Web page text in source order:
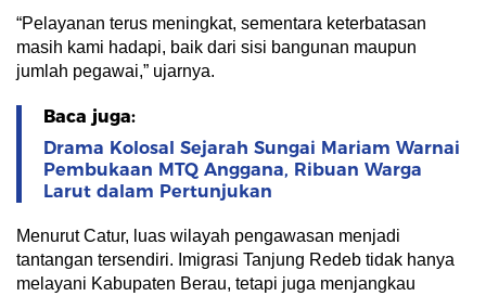
“Pelayanan terus meningkat, sementara keterbatasan
masih kami hadapi, baik dari sisi bangunan maupun
jumlah pegawai,” ujarnya.
Baca juga:
Drama Kolosal Sejarah Sungai Mariam Warnai
Pembukaan MTQ Anggana, Ribuan Warga
Larut dalam Pertunjukan
Menurut Catur, luas wilayah pengawasan menjadi
tantangan tersendiri. Imigrasi Tanjung Redeb tidak hanya
melayani Kabupaten Berau, tetapi juga menjangkau